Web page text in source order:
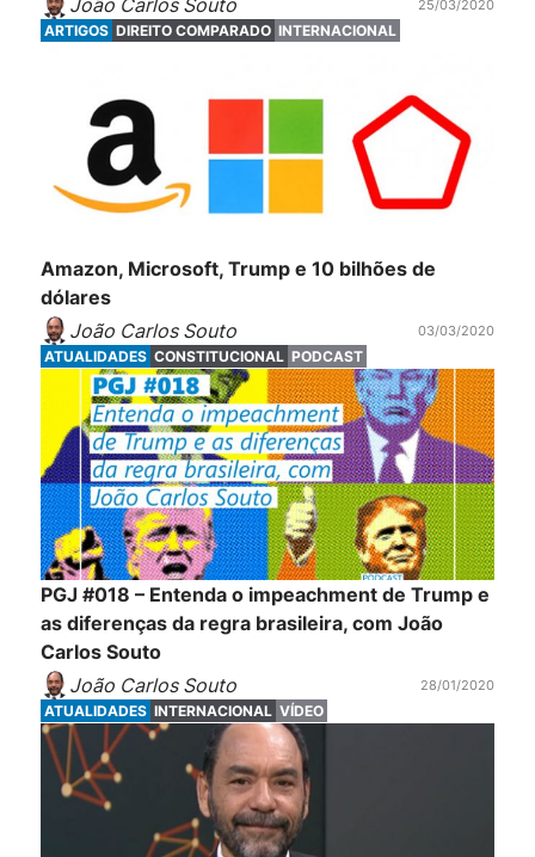
25/03/2020
ARTIGOS DIREITO COMPARADO INTERNACIONAL
Amazon, Microsoft, Trump e 10 bilhões de
dólares
João Carlos Souto
03/03/2020
ATUALIDADES CONSTITUCIONAL PODCAST
PGJ #018 – Entenda o impeachment de Trump e
as diferenças da regra brasileira, com João
Carlos Souto
João Carlos Souto
28/01/2020
ATUALIDADES INTERNACIONAL VÍDEO